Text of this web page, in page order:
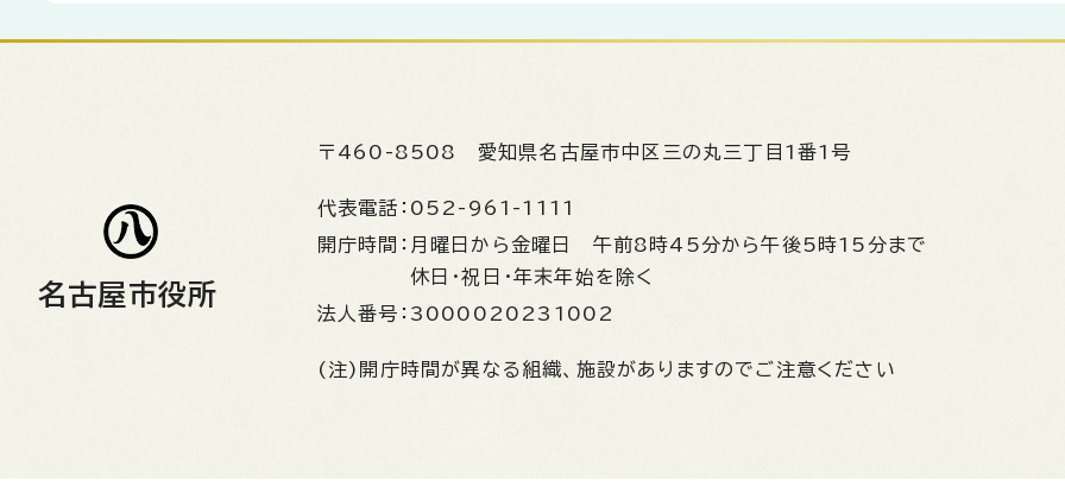
名古屋市役所
〒460-8508 愛知県名古屋市中区三の丸三丁目1番1号
代表電話： 052-961-1111
開庁時間： 月曜日から金曜日 午前8時45分から午後5時15分まで
休日・祝日・年末年始を除く
法人番号： 3000020231002
(注)開庁時間が異なる組織、施設がありますのでご注意ください